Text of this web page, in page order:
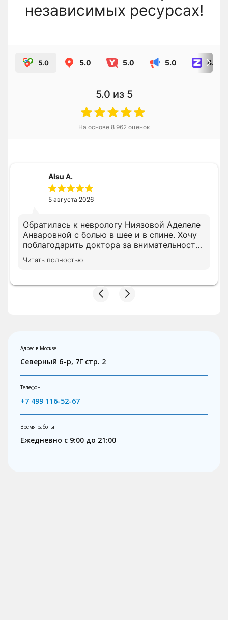
независимых ресурсах!
5.0 5.0 5.0 5.0 4.8
5.0 из 5
На основе 8 962 оценок
Alsu A.
5 августа 2026
Обратилась к неврологу Ниязовой Аделеле
Анваровной с болью в шее и в спине. Хочу
поблагодарить доктора за внимательность.
На приеме доктор посмотрела имеющуюся
диагностику и дала свой комментарий.
Доктор осмотрела меня полностью и
методом польпации. Доназначила
Предложили сдать анализы в поликлинике,
что бы немного сэкономить, что приятно
удивило. Назначено первичное лечение. Все
рекомендации доктора выполню . Буду
рекомендовать знакомым.
Читать полностью
Адрес в Москве
Северный б-р, 7Г стр. 2
Телефон
+7 499 116-52-67
Время работы
Ежедневно с 9:00 до 21:00